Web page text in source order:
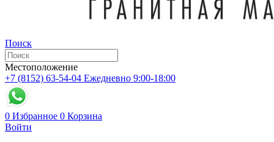
Поиск
Местоположение
+7 (8152) 63-54-04 Ежедневно 9:00-18:00
0 Избранное 0 Корзина
Войти